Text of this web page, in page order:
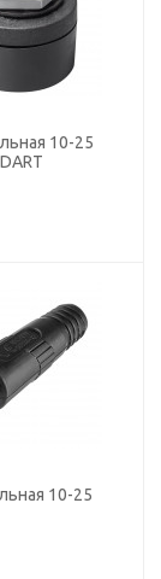
10-25
10-25